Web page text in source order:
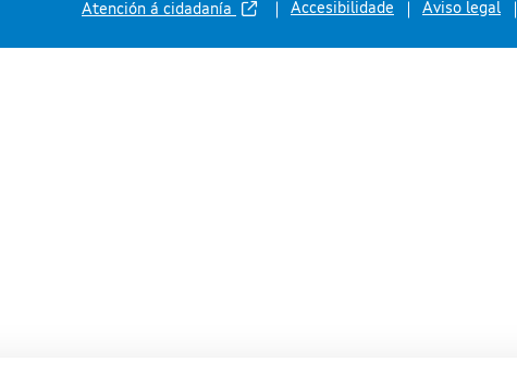
Atención á cidadanía
Accesibilidade Aviso legal